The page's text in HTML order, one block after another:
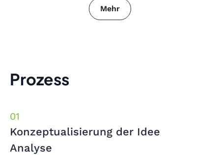
Mehr
Prozess
Konzeptualisierung der Idee
Analyse